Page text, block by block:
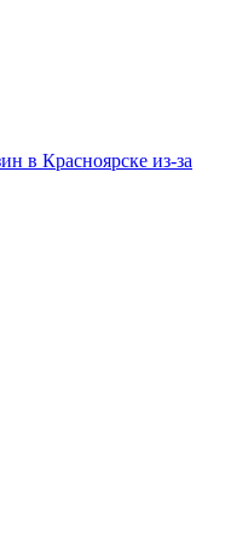
в Красноярске из-за